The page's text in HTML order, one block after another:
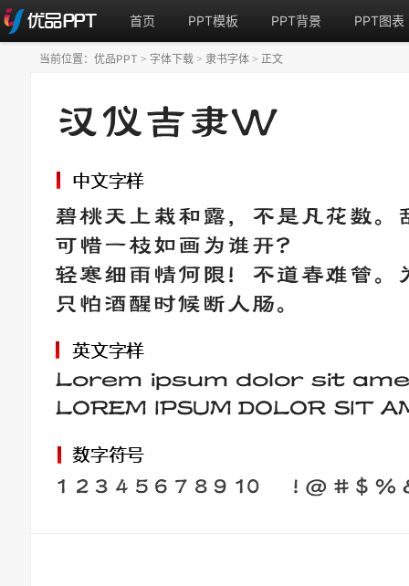
首页 PPT模板 PPT背景 PPT图表
当前位置： 优品PPT > 字体下载 > 隶书字体 > 正文